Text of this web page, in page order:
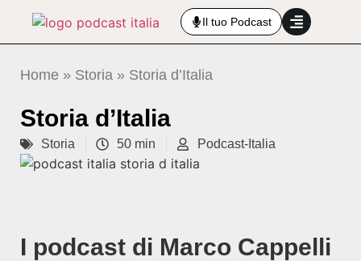
Il tuo Podcast
Home » Storia » Storia d’Italia
Storia d’Italia
Storia 50 min Podcast-Italia
I podcast di Marco Cappelli